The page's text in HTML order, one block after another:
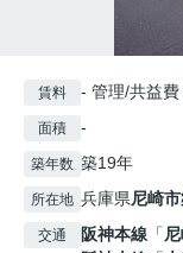
賃料 - 管理/共益費
面積 -
築年数 築19年
所在地 兵庫県尼崎市
交通 阪神本線 「